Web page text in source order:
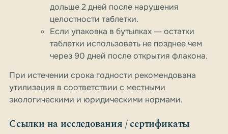
дольше 2 дней после нарушения
целостности таблетки.
Если упаковка в бутылках ― остатки
таблетки использовать не позднее чем
через 90 дней после открытия флакона.
При истечении срока годности рекомендована
утилизация в соответствии с местными
экологическими и юридическими нормами.
Ссылки на исследования / сертификаты